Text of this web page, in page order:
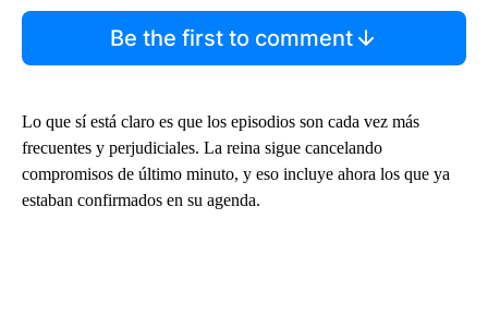
Be the first to comment
Lo que sí está claro es que los episodios son cada vez más
frecuentes y perjudiciales. La reina sigue cancelando
compromisos de último minuto, y eso incluye ahora los que ya
estaban confirmados en su agenda.